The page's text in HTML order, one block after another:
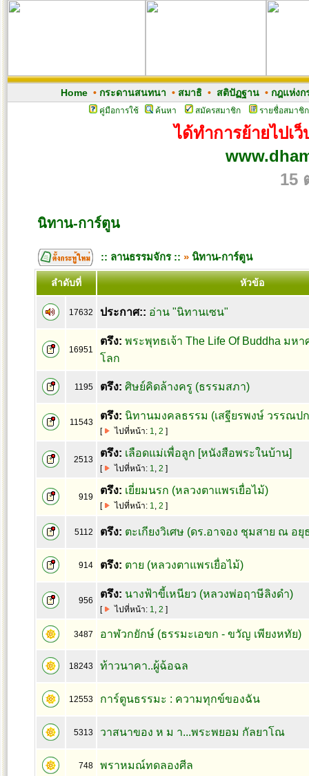
Home• กระดานสนทนา • สมาธิ• สติปัฏฐาน• กฎแห่งก
คู่มือการใช้ ค้นหา สมัครสมาชิก รายชื่อสมาชิก
ได้ทำการย้ายไปเ
15
นิทาน-การ์ตูน
:: ลานธรรมจักร :: » นิทาน-การ์ตูน
ลำดับที่ หัวข้อ
17632 ประกาศ:: อ่าน "นิทานเซน"
16951
ตรึง: พระพุทธเจ้า The Life Of Buddha มห
โลก
1195 ตรึง: ศิษย์คิดล้างครู (ธรรมสภา)
11543
ตรึง: นิทานมงคลธรรม (เสฐียรพงษ์ วรรณป
[ ไปที่หน้า: 1, 2 ]
2513
ตรึง: เลือดแม่เพื่อลูก [หนังสือพระในบ้าน]
[ ไปที่หน้า: 1, 2 ]
919
ตรึง: เยี่ยมนรก (หลวงตาแพรเยื่อไม้)
[ ไปที่หน้า: 1, 2 ]
5112 ตรึง: ตะเกียงวิเศษ (ดร.อาจอง ชุมสาย ณ อยุ
914 ตรึง: ตาย (หลวงตาแพรเยื่อไม้)
956
ตรึง: นางฟ้าขี้เหนียว (หลวงพ่อฤาษีลิงดำ)
[ ไปที่หน้า: 1, 2 ]
3487 อาฬวกยักษ์ (ธรรมะเอขก - ขวัญ เพียงหทัย)
18243 ท้าวนาคา..ผู้ฉ้อฉล
12553 การ์ตูนธรรมะ : ความทุกข์ของฉัน
5313 วาสนาของ ห ม า...พระพยอม กัลยาโณ
748 พราหมณ์ทดลองศีล